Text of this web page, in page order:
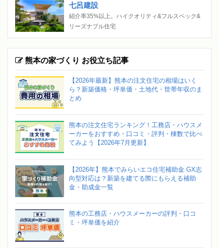
七呂建設
紹介率35%以上。ハイクオリティ&フルスペック&
リーズナブル住宅
熊本の家づくり お役立ち記事
【2026年最新】熊本の注文住宅の相場はいく
ら？新築価格・坪単価・土地代・世帯年収のま
とめ
熊本の注文住宅ランキング！工務店・ハウスメ
ーカーをおすすめ・口コミ・評判・棟数で比べ
てみよう【2026年7月更新】
【2026年】熊本でみらいエコ住宅補助金 GX志
向型対応は？新築を建てる際にもらえる補助
金・助成金一覧
熊本の工務店・ハウスメーカーの評判・口コ
ミ・坪単価を紹介